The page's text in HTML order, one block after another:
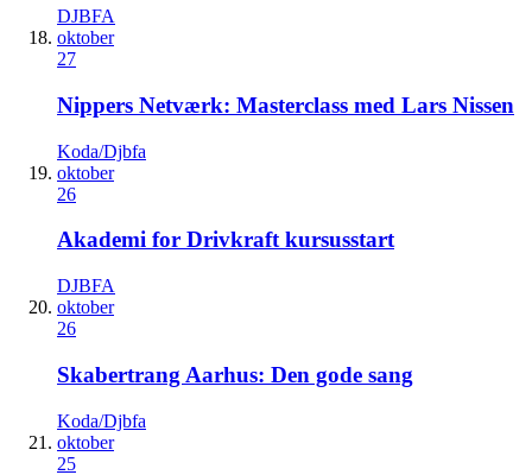
DJBFA
oktober
27
Nippers Netværk: Masterclass med Lars Nissen
Koda/Djbfa
oktober
26
Akademi for Drivkraft kursusstart
DJBFA
oktober
26
Skabertrang Aarhus: Den gode sang
Koda/Djbfa
oktober
25